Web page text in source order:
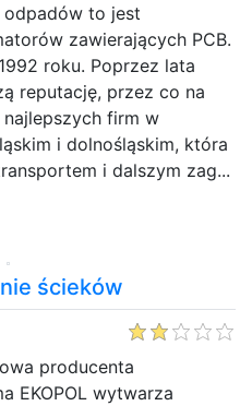
odpadów to jest
zawierających PCB.
roku. Poprzez lata
reputację, przez co na
firm w
i dolnośląskim, która
i dalszym zag...
ścieków
producenta
EKOPOL wytwarza